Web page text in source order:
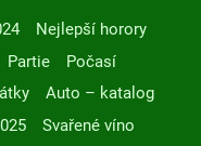
Nejlepší horory
Partie
Počasí
Auto – katalog
Svařené víno